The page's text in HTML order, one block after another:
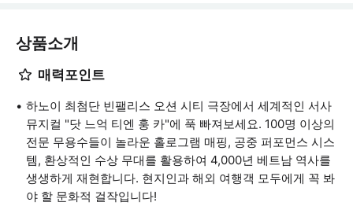
상품소개
매력포인트
하노이 최첨단 빈팰리스 오션 시티 극장에서 세계적인 서사
뮤지컬 "닷 느억 티엔 훙 카"에 푹 빠져보세요. 100명 이상의
전문 무용수들이 놀라운 홀로그램 매핑, 공중 퍼포먼스 시스
템, 환상적인 수상 무대를 활용하여 4,000년 베트남 역사를
생생하게 재현합니다. 현지인과 해외 여행객 모두에게 꼭 봐
야 할 문화적 걸작입니다!